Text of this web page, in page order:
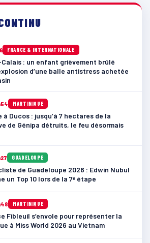
FRANCE & INTERNATIONALE
: un enfant grièvement brûlé
d’une balle antistress achetée
MARTINIQUE
à Ducos : jusqu’à 7 hectares de la
de Génipa détruits, le feu désormais
GUADELOUPE
de Guadeloupe 2026 : Edwin Nubul
un Top 10 lors de la 7ᵉ étape
MARTINIQUE
Fibleuil s’envole pour représenter la
à Miss World 2026 au Vietnam